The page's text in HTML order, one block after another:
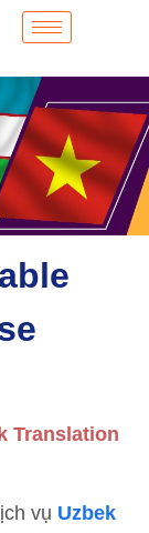
Translation
vụ Uzbek